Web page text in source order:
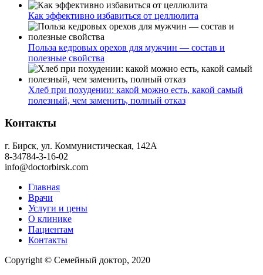
Как эффективно избавиться от целлюлита
Польза кедровых орехов для мужчин — состав и
полезные свойства
Хлеб при похудении: какой можно есть, какой самый
полезный, чем заменить, полный отказ
Контакты
г. Бирск, ул. Коммунистическая, 142А
8-34784-3-16-02
info@doctorbirsk.com
Главная
Врачи
Услуги и цены
О клинике
Пациентам
Контакты
Copyright © Семейный доктор, 2020